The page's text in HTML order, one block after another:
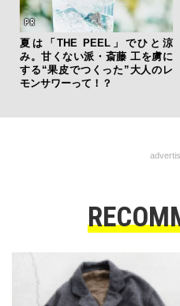
夏は「THE PEEL」でひと涼
み。甘くない派・斎藤 工を虜に
する“果皮でつくった”大人のレ
モンサワーって！？